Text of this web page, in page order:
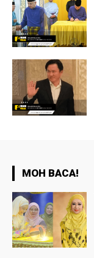
MOH BACA!